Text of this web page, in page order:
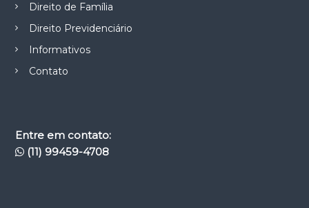
Direito de Família
Direito Previdenciário
Informativos
Contato
Entre em contato:
(11) 99459-4708